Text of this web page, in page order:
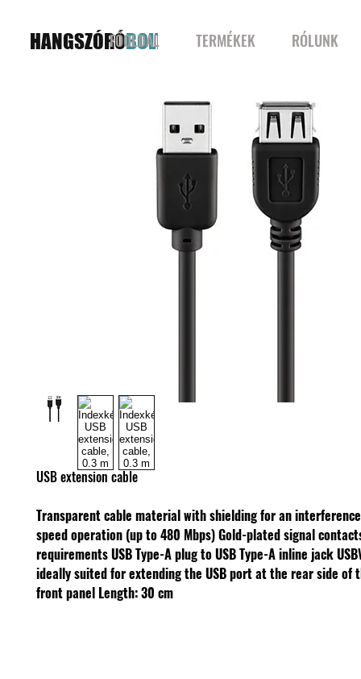
HANGSZÓRÓBOLT
FŐOLDAL TERMÉKEK RÓLUNK
USB extension cable
Transparent cable material with shielding for an
speed operation (up to 480 Mbps)Gold-plated signal
requirementsUSB Type-A plug to USB Type-A inline jack
ideally suited for extending the USB port at the rear side of
front panel Length: 30 cm